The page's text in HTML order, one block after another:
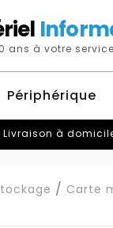
ans à votre
Périphérique
Livraison à
Carte